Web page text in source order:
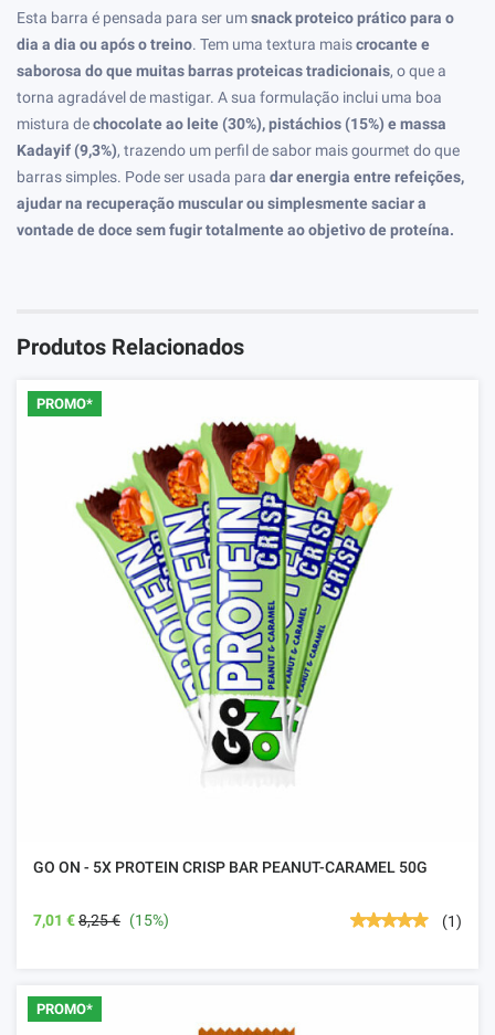
Esta barra é pensada para ser umsnack proteico prático para o
dia a dia ou após o treino. Tem uma textura maiscrocante e
saborosa do que muitas barras proteicas tradicionais, o que a
torna agradável de mastigar. A sua formulação inclui uma boa
mistura dechocolate ao leite (30%), pistáchios (15%) e massa
Kadayif (9,3%), trazendo um perfil de sabor mais gourmet do que
barras simples. Pode ser usada para dar energia entre refeições,
ajudar na recuperação muscular ou simplesmente saciar a
vontade de doce sem fugir totalmente ao objetivo de proteína.
Produtos Relacionados
PROMO*
GO ON - 5X PROTEIN CRISP BAR PEANUT-CARAMEL 50G
7,01 €8,25 € (15%) (1)
PROMO*